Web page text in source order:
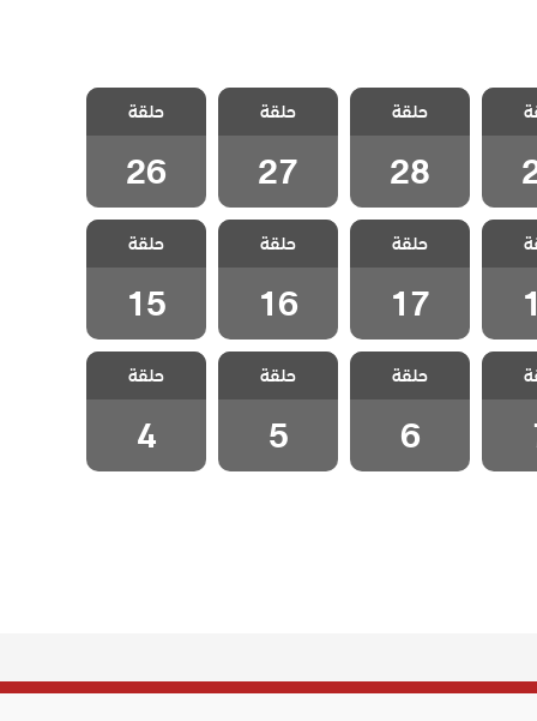
مسلسل اطفال
الجنة الحلقة 28
حلقة
28
مسلسل اطفال
الجنة الحلقة 27
حلقة
27
مسلسل اطفال
الجنة الحلقة 26
حلقة
26
مسلسل اطفال
الجنة الحلقة 17
حلقة
17
مسلسل اطفال
الجنة الحلقة 16
حلقة
16
مسلسل اطفال
الجنة الحلقة 15
حلقة
15
7
مسلسل اطفال
الجنة الحلقة 6
حلقة
6
مسلسل اطفال
الجنة الحلقة 5
حلقة
5
مسلسل اطفال
الجنة الحلقة 4
حلقة
4